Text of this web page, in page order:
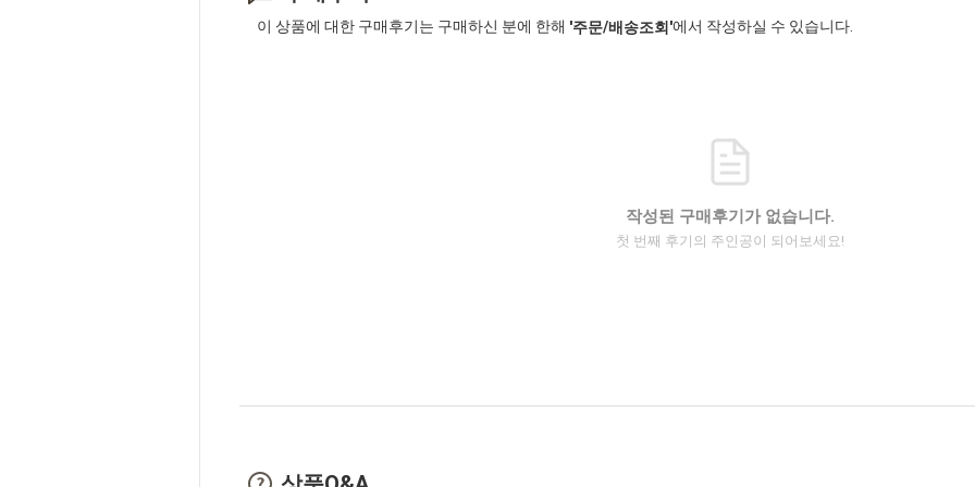
이 상품에 대한 구매후기는 구매하신 분에 한해 '주문/배송조회'에서 작성하실 수 있습니다.
작성된 구매후기가 없습니다.
첫 번째 후기의 주인공이 되어보세요!